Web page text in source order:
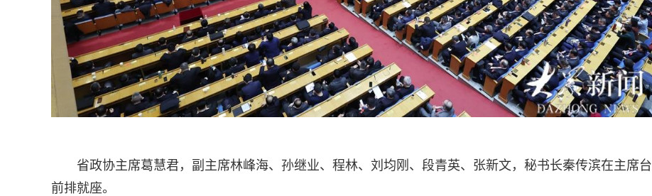
省政协主席葛慧君，副主席林峰海、孙继业、程林、刘均刚、段青英、张新文，秘书长秦传滨在主席台
前排就座。